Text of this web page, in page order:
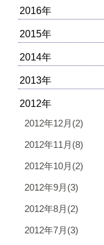
2016年
2015年
2014年
2013年
2012年
2012年12月(2)
2012年11月(8)
2012年10月(2)
2012年9月(3)
2012年8月(2)
2012年7月(3)